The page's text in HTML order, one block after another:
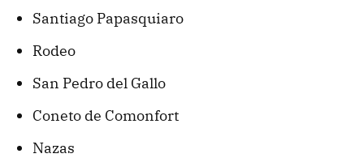
Santiago Papasquiaro
Rodeo
San Pedro del Gallo
Coneto de Comonfort
Nazas